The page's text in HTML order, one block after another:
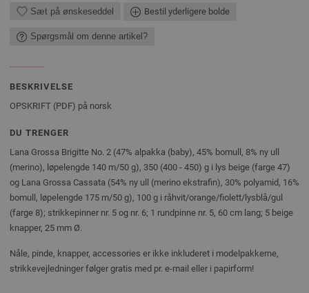
Sæt på ønskeseddel Bestil yderligere bolde
Spørgsmål om denne artikel?
BESKRIVELSE
OPSKRIFT (PDF) på norsk
DU TRENGER
Lana Grossa Brigitte No. 2 (47% alpakka (baby), 45% bomull, 8% ny ull
(merino), løpelengde 140 m/50 g), 350 (400 - 450) g i lys beige (farge 47)
og Lana Grossa Cassata (54% ny ull (merino ekstrafin), 30% polyamid, 16%
bomull, løpelengde 175 m/50 g), 100 g i råhvit/orange/fiolett/lysblå/gul
(farge 8); strikkepinner nr. 5 og nr. 6; 1 rundpinne nr. 5, 60 cm lang; 5 beige
knapper, 25 mm Ø.
Nåle, pinde, knapper, accessories er ikke inkluderet i modelpakkerne,
strikkevejledninger følger gratis med pr. e-mail eller i papirform!